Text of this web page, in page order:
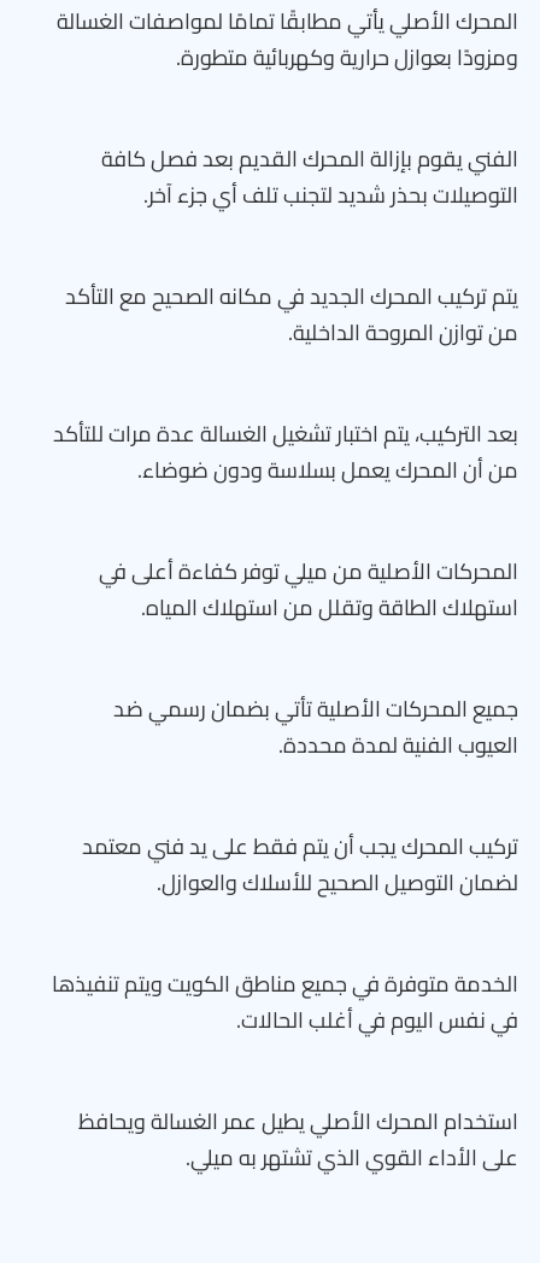
المحرك الأصلي يأتي مطابقًا تمامًا لمواصفات الغسالة
ومزودًا بعوازل حرارية وكهربائية متطورة.
الفني يقوم بإزالة المحرك القديم بعد فصل كافة
التوصيلات بحذر شديد لتجنب تلف أي جزء آخر.
يتم تركيب المحرك الجديد في مكانه الصحيح مع التأكد
من توازن المروحة الداخلية.
بعد التركيب، يتم اختبار تشغيل الغسالة عدة مرات للتأكد
من أن المحرك يعمل بسلاسة ودون ضوضاء.
المحركات الأصلية من ميلي توفر كفاءة أعلى في
استهلاك الطاقة وتقلل من استهلاك المياه.
جميع المحركات الأصلية تأتي بضمان رسمي ضد
العيوب الفنية لمدة محددة.
تركيب المحرك يجب أن يتم فقط على يد فني معتمد
لضمان التوصيل الصحيح للأسلاك والعوازل.
الخدمة متوفرة في جميع مناطق الكويت ويتم تنفيذها
في نفس اليوم في أغلب الحالات.
استخدام المحرك الأصلي يطيل عمر الغسالة ويحافظ
على الأداء القوي الذي تشتهر به ميلي.